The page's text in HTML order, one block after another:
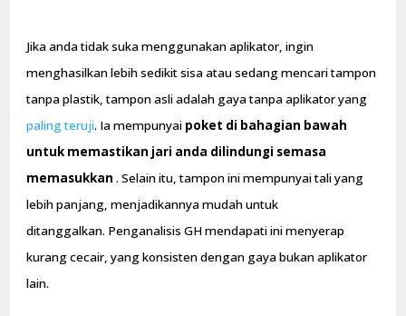
Jika anda tidak suka menggunakan aplikator, ingin
menghasilkan lebih sedikit sisa atau sedang mencari tampon
tanpa plastik, tampon asli adalah gaya tanpa aplikator yang
paling teruji. Ia mempunyai poket di bahagian bawah
untuk memastikan jari anda dilindungi semasa
memasukkan . Selain itu, tampon ini mempunyai tali yang
lebih panjang, menjadikannya mudah untuk
ditanggalkan. Penganalisis GH mendapati ini menyerap
kurang cecair, yang konsisten dengan gaya bukan aplikator
lain.